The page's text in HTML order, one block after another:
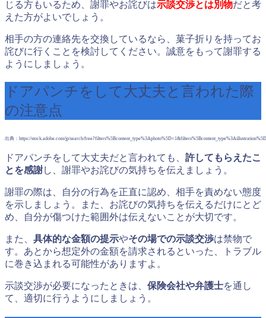
じる方もいるため、謝罪やお詫びは示談交渉とは別物だと考
えた方がよいでしょう。
相手の方の連絡先を交換しているなら、菓子折りを持ってお
詫びに行くことを検討してください。誠意をもって謝罪する
ようにしましょう。
ドアパンチをして大丈夫と言われた際
の注意点
出典：https://stock.adobe.com/jp/search/
ドアパンチをして大丈夫だと言われても、 許してもらえたこ
とを感謝し、謝罪やお詫びの気持ちを伝えましょう。
謝罪の際は、自分の行為を正直に認め、相手を責めない態度
を示しましょう。また、お詫びの気持ちを伝えるだけにとど
め、自分が傷つけた範囲外は伝えないことが大切です。
また、 具体的な金額の提示やその場での示談交渉は禁物で
す。あとから想定外の金額を請求されるといった、トラブル
に巻き込まれる可能性がありますよ。
示談交渉が必要になったときは、 保険会社や弁護士を通し
て、適切に行うようにしましょう。